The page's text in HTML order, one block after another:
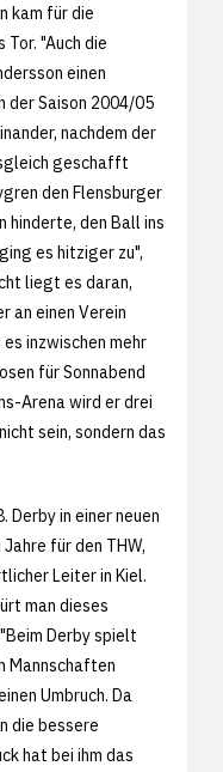
kam für die
"Auch die
einen
der Saison 2004/05
nachdem der
geschafft
den Flensburger
hinderte, den Ball ins
es hitziger zu",
liegt es daran,
an einen Verein
inzwischen mehr
für Sonnabend
Arena wird er drei
sein, sondern das
Derby in einer neuen
für den THW,
Leiter in Kiel.
man dieses
Derby spielt
Mannschaften
Umbruch. Da
die bessere
hat bei ihm das